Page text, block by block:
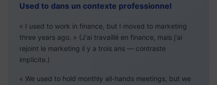
Used to dans un contexte professionnel
« I used to work in finance, but I moved to marketing
three years ago. » (J'ai travaillé en finance, mais j'ai
rejoint le marketing il y a trois ans — contraste
implicite.)
« We used to hold monthly all-hands meetings, but we